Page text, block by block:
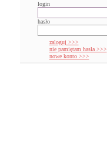
login
hasło
zaloguj >>>
nie pamiętam hasła >>>
nowe konto >>>